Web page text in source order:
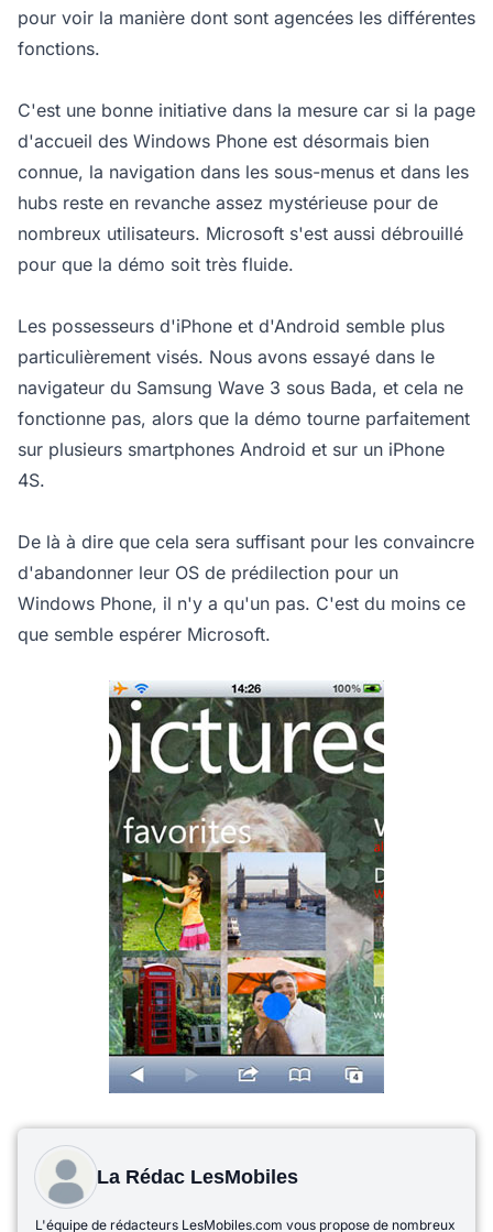
pour voir la manière dont sont agencées les différentes
fonctions.
C'est une bonne initiative dans la mesure car si la page
d'accueil des Windows Phone est désormais bien
connue, la navigation dans les sous-menus et dans les
hubs reste en revanche assez mystérieuse pour de
nombreux utilisateurs. Microsoft s'est aussi débrouillé
pour que la démo soit très fluide.
Les possesseurs d'iPhone et d'Android semble plus
particulièrement visés. Nous avons essayé dans le
navigateur du Samsung Wave 3 sous Bada, et cela ne
fonctionne pas, alors que la démo tourne parfaitement
sur plusieurs smartphones Android et sur un iPhone
4S.
De là à dire que cela sera suffisant pour les convaincre
d'abandonner leur OS de prédilection pour un
Windows Phone, il n'y a qu'un pas. C'est du moins ce
que semble espérer Microsoft.
La Rédac LesMobiles
L'équipe de rédacteurs LesMobiles.com vous propose de nombreux